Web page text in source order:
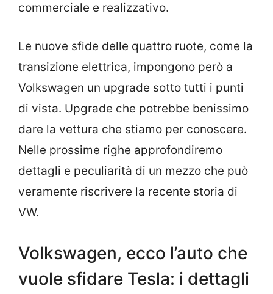
commerciale e realizzativo.
Le nuove sfide delle quattro ruote, come la
transizione elettrica, impongono però a
Volkswagen un upgrade sotto tutti i punti
di vista. Upgrade che potrebbe benissimo
dare la vettura che stiamo per conoscere.
Nelle prossime righe approfondiremo
dettagli e peculiarità di un mezzo che può
veramente riscrivere la recente storia di
VW.
Volkswagen, ecco l’auto che
vuole sfidare Tesla: i dettagli